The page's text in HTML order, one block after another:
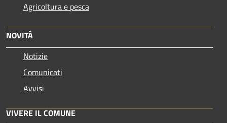
Agricoltura e pesca
NOVITÀ
Notizie
Comunicati
Avvisi
VIVERE IL COMUNE